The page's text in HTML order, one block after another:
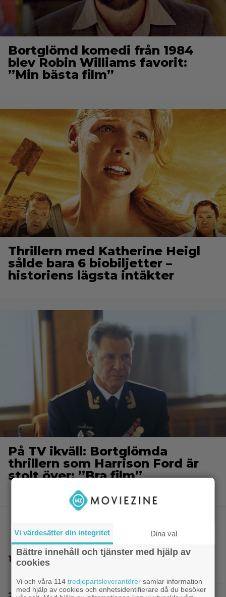
Bortglömd komedi från 1984
blev Robin Williams favorit:
”Min bästa film”
Thrillern med Katherine Heigl
sålde bara 6 biobiljetter –
historiens lägsta intäkter
På TV ikväll: Bortglömda
thrillern som Harrison Ford är
stolt över: ”Bra film”
MEST LÄST
På TV ikväll: Bortglömda thrillern som
Vi värdesätter din integritet Dina val
Bättre innehåll och tjänster med hjälp av
cookies
Vi och våra 114tredjepartsleverantörer samlar information
med hjälp av cookies och enhetsidentifierare då du besöker